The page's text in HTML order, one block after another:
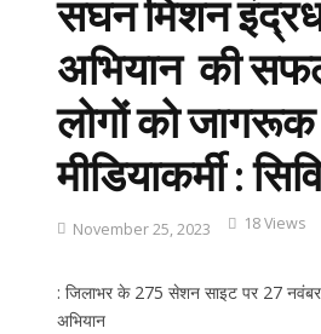
सघन मिशन
अभियान की
लोगों को
मीडियाकर्मी :
November 25, 2023 18 Views
: जिलाभर के 275 सेशन साइट पर 27
अभियान